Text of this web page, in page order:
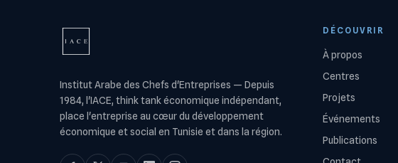
Institut Arabe des Chefs d'Entreprises — Depuis
1984, l'IACE, think tank économique indépendant,
place l'entreprise au cœur du développement
économique et social en Tunisie et dans la région.
DÉCOUVRIR
À propos
Centres
Projets
Événements
Publications